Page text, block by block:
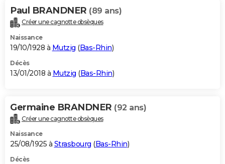
Paul BRANDNER (89 ans)
Créer une cagnotte obsèques
Naissance
19/10/1928 à Mutzig (Bas-Rhin)
Décès
13/01/2018 à Mutzig (Bas-Rhin)
Germaine BRANDNER (92 ans)
Créer une cagnotte obsèques
Naissance
25/08/1925 à Strasbourg (Bas-Rhin)
Décès